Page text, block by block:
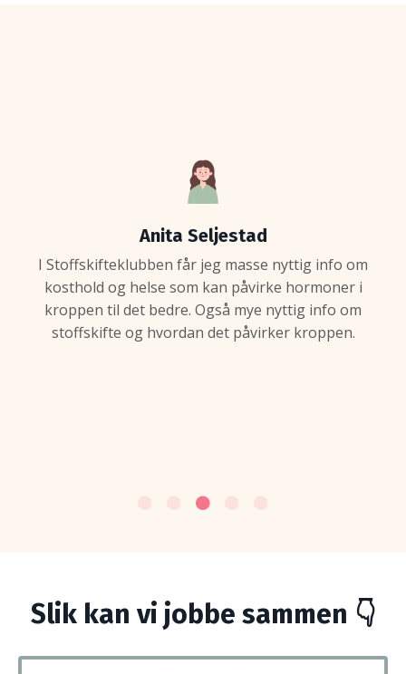
Anita Seljestad
I Stoffskifteklubben får jeg masse nyttig info om
kosthold og helse som kan påvirke hormoner i
kroppen til det bedre. Også mye nyttig info om
stoffskifte og hvordan det påvirker kroppen.
Slik kan vi jobbe sammen 👇